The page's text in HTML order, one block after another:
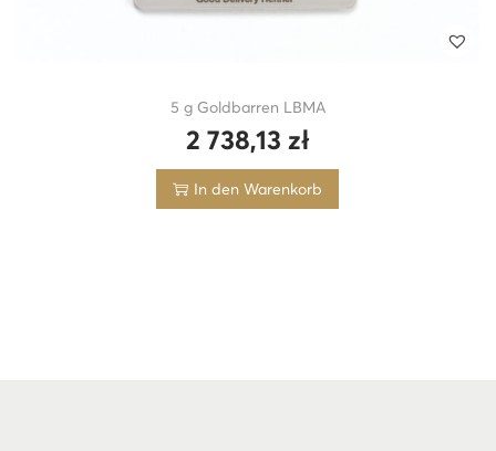
5 g Goldbarren LBMA
2 738,13 zł
In den Warenkorb